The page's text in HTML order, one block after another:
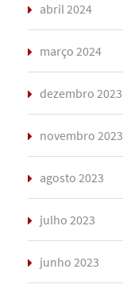
abril 2024
março 2024
dezembro 2023
novembro 2023
agosto 2023
julho 2023
junho 2023